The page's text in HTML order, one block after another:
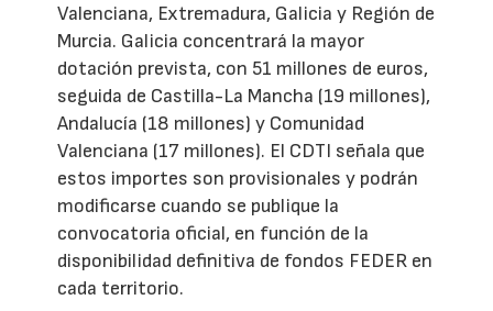
Valenciana, Extremadura, Galicia y Región de
Murcia. Galicia concentrará la mayor
dotación prevista, con 51 millones de euros,
seguida de Castilla-La Mancha (19 millones),
Andalucía (18 millones) y Comunidad
Valenciana (17 millones). El CDTI señala que
estos importes son provisionales y podrán
modificarse cuando se publique la
convocatoria oficial, en función de la
disponibilidad definitiva de fondos FEDER en
cada territorio.